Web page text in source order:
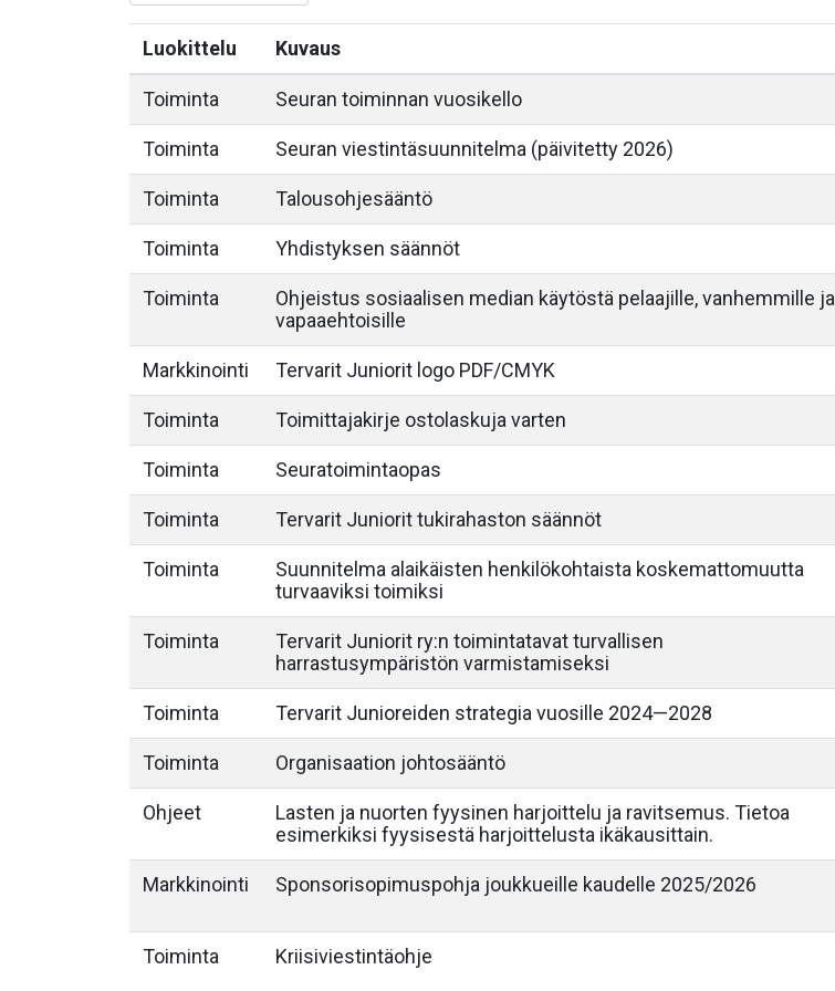
Luokittelu Kuvaus
Toiminta Seuran toiminnan vuosikello
Toiminta Seuran viestintäsuunnitelma (päivitetty 2026)
Toiminta Talousohjesääntö
Toiminta Yhdistyksen säännöt
Toiminta
Ohjeistus sosiaalisen median käytöstä pelaajille, vanhemmille ja
vapaaehtoisille
Markkinointi Tervarit Juniorit logo PDF/CMYK
Toiminta Toimittajakirje ostolaskuja varten
Toiminta Seuratoimintaopas
Toiminta Tervarit Juniorit tukirahaston säännöt
Toiminta
Suunnitelma alaikäisten henkilökohtaista koskemattomuutta
turvaaviksi toimiksi
Toiminta
Tervarit Juniorit ry:n toimintatavat turvallisen
harrastusympäristön varmistamiseksi
Toiminta Tervarit Junioreiden strategia vuosille 2024—2028
Toiminta Organisaation johtosääntö
Ohjeet
Lasten ja nuorten fyysinen harjoittelu ja ravitsemus. Tietoa
esimerkiksi fyysisestä harjoittelusta ikäkausittain.
Markkinointi Sponsorisopimuspohja joukkueille kaudelle 2025/2026
Toiminta Kriisiviestintäohje